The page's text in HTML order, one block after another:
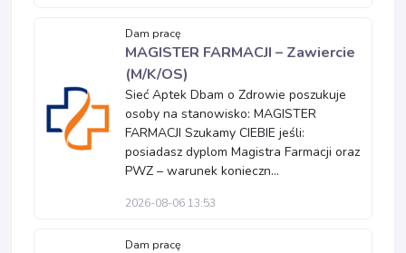
Dam pracę
MAGISTER FARMACJI – Zawiercie
(M/K/OS)
Sieć Aptek Dbam o Zdrowie poszukuje
osoby na stanowisko: MAGISTER
FARMACJI Szukamy CIEBIE jeśli:
posiadasz dyplom Magistra Farmacji oraz
PWZ – warunek konieczn...
2026-08-06 13:53
Dam pracę